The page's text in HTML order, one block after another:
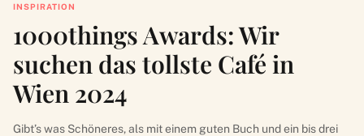
INSPIRATION
1000things Awards: Wir
suchen das tollste Café in
Wien 2024
Gibt’s was Schöneres, als mit einem guten Buch und ein bis drei